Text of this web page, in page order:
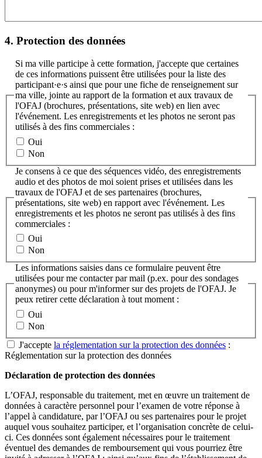
4. Protection des données
Si ma ville participe à cette formation, j'accepte que certaines
de ces informations puissent être utilisées pour la liste des
participant·e·s ainsi que pour une fiche de renseignement sur
ma ville, jointe au rapport de la formation et aux travaux de
l'OFAJ (brochures, présentations, site web) en lien avec
l'événement. Les enregistrements et les photos ne seront pas
utilisés à des fins commerciales :
Oui
Non
Je consens à ce que des séquences vidéo, des enregistrements
audio et des photos de moi soient prises et utilisées dans les
travaux de l'OFAJ et de ses partenaires (brochures,
présentations, site web) en rapport avec l'événement. Les
enregistrements et les photos ne seront pas utilisés à des fins
commerciales :
Oui
Non
Les informations saisies dans ce formulaire peuvent être
utilisées pour me contacter par mail (p.ex. pour des sondages
anonymes) ou pour m'informer sur des projets de l'OFAJ. Je
peux retirer cette déclaration à tout moment :
Oui
Non
J'accepte la réglementation sur la protection des données :
Réglementation sur la protection des données
Déclaration de protection des données
L’OFAJ, responsable du traitement, met en œuvre un traitement de
données à caractère personnel pour l’examen de votre réponse à
l’appel à candidature, par l’OFAJ ou ses partenaires pour le projet
auquel vous souhaitez participer, et l’organisation concrète de celui-
ci. Ces données sont également nécessaires pour le traitement
éventuel des demandes de remboursement qui vous pourriez être